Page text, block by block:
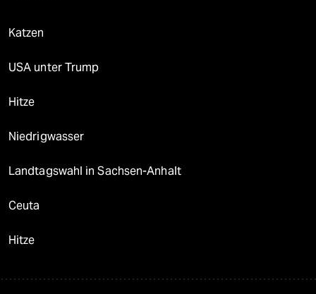
Katzen
USA unter Trump
Hitze
Niedrigwasser
Landtagswahl in Sachsen-Anhalt
Ceuta
Hitze